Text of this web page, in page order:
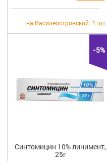
на Василеостровской: 1 шт.
-5%
Синтомицин 10% линимент,
25г